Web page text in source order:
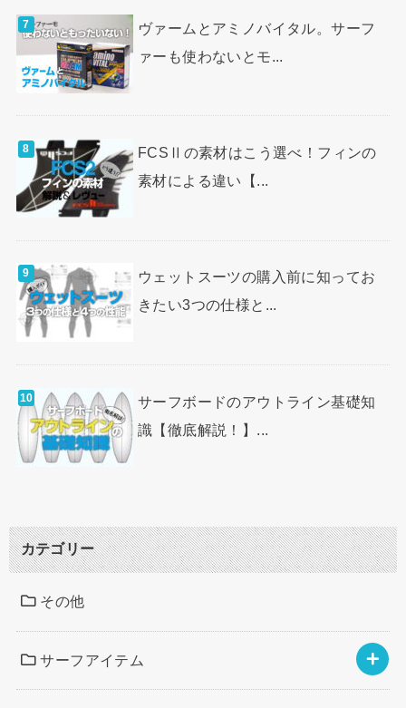
ヴァームとアミノバイタル。サーフ
ァーも使わないとモ...
FCSⅡの素材はこう選べ！フィンの
素材による違い【...
ウェットスーツの購入前に知ってお
きたい3つの仕様と...
サーフボードのアウトライン基礎知
識【徹底解説！】...
カテゴリー
その他
サーフアイテム